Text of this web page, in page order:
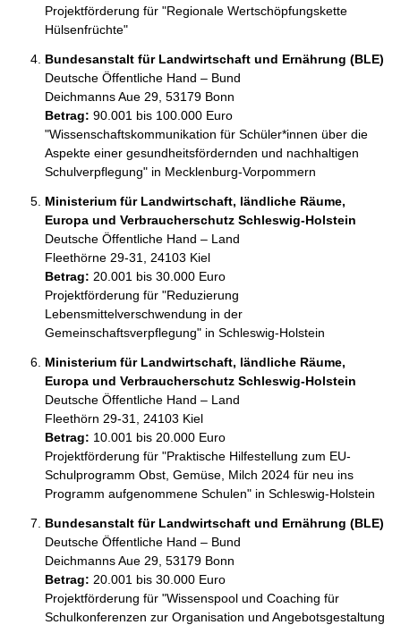
Projektförderung für "Regionale Wertschöpfungskette
Hülsenfrüchte"
Bundesanstalt für Landwirtschaft und Ernährung (BLE)
Deutsche Öffentliche Hand – Bund
Deichmanns Aue 29, 53179 Bonn
Betrag: 90.001 bis 100.000 Euro
"Wissenschaftskommunikation für Schüler*innen über die
Aspekte einer gesundheitsfördernden und nachhaltigen
Schulverpflegung" in Mecklenburg-Vorpommern
Ministerium für Landwirtschaft, ländliche Räume,
Europa und Verbraucherschutz Schleswig-Holstein
Deutsche Öffentliche Hand – Land
Fleethörne 29-31, 24103 Kiel
Betrag: 20.001 bis 30.000 Euro
Projektförderung für "Reduzierung
Lebensmittelverschwendung in der
Gemeinschaftsverpflegung" in Schleswig-Holstein
Ministerium für Landwirtschaft, ländliche Räume,
Europa und Verbraucherschutz Schleswig-Holstein
Deutsche Öffentliche Hand – Land
Fleethörn 29-31, 24103 Kiel
Betrag: 10.001 bis 20.000 Euro
Projektförderung für "Praktische Hilfestellung zum EU-
Schulprogramm Obst, Gemüse, Milch 2024 für neu ins
Programm aufgenommene Schulen" in Schleswig-Holstein
Bundesanstalt für Landwirtschaft und Ernährung (BLE)
Deutsche Öffentliche Hand – Bund
Deichmanns Aue 29, 53179 Bonn
Betrag: 20.001 bis 30.000 Euro
Projektförderung für "Wissenspool und Coaching für
Schulkonferenzen zur Organisation und Angebotsgestaltung